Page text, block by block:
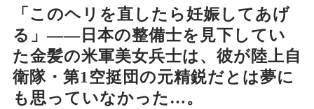
「このヘリを直したら妊娠してあげ
る」――日本の整備士を見下してい
た金髪の米軍美女兵士は、彼が陸上自
衛隊・第1空挺団の元精鋭だとは夢に
も思っていなかった…。